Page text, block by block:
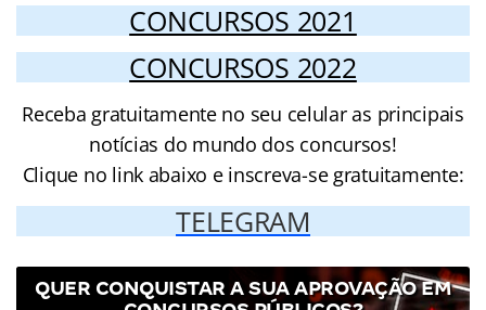
CONCURSOS 2021
CONCURSOS 2022
Receba gratuitamente no seu celular as principais
notícias do mundo dos concursos!
Clique no link abaixo e inscreva-se gratuitamente:
TELEGRAM
QUER CONQUISTAR A SUA APROVAÇÃO EM